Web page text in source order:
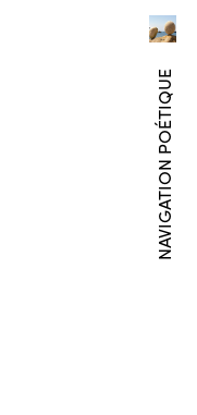
NAVIGATION POÉTIQUE